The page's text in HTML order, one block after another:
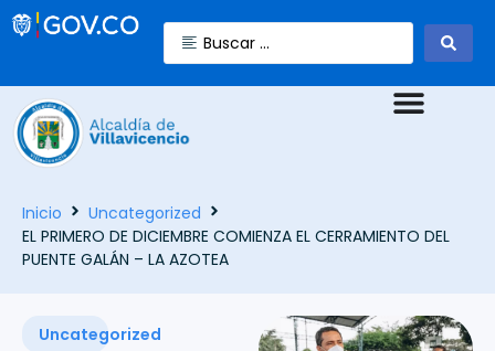
Inicio
Uncategorized
EL PRIMERO DE DICIEMBRE COMIENZA EL CERRAMIENTO DEL
PUENTE GALÁN – LA AZOTEA
Uncategorized